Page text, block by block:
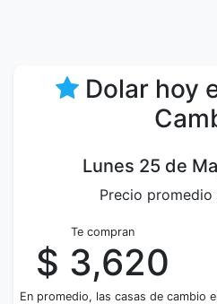
Dolar hoy
Lunes 25 de
Precio promedio
Te compran
$ 3,620
En promedio, las casas de cambio